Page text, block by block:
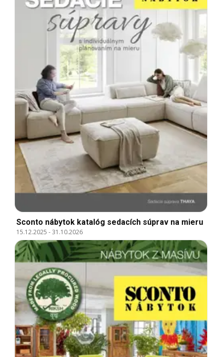
Sconto nábytok katalóg sedacích súprav na mieru
15.12.2025 -31.10.2026